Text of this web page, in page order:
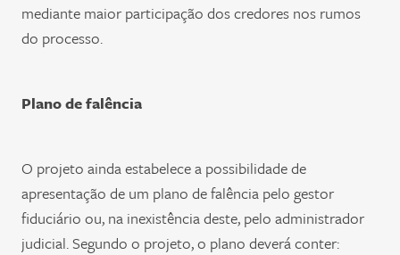
mediante maior participação dos credores nos rumos
do processo.
Plano de falência
O projeto ainda estabelece a possibilidade de
apresentação de um plano de falência pelo gestor
fiduciário ou, na inexistência deste, pelo administrador
judicial. Segundo o projeto, o plano deverá conter: